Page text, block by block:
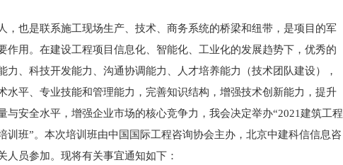
，也是联系施工现场生产、技术、商务系统的桥梁和纽带，是项目的军
作用。在建设工程项目信息化、智能化、工业化的发展趋势下，优秀的
、科技开发能力、沟通协调能力、人才培养能力（技术团队建设），
水平、专业技能和管理能力，完善知识结构，增强技术创新能力，提升
安全水平，增强企业市场的核心竞争力，我会决定举办“2021建筑工程
训班”。本次培训班由中国国际工程咨询协会主办，北京中建科信信息咨
员参加。现将有关事宜通知如下：